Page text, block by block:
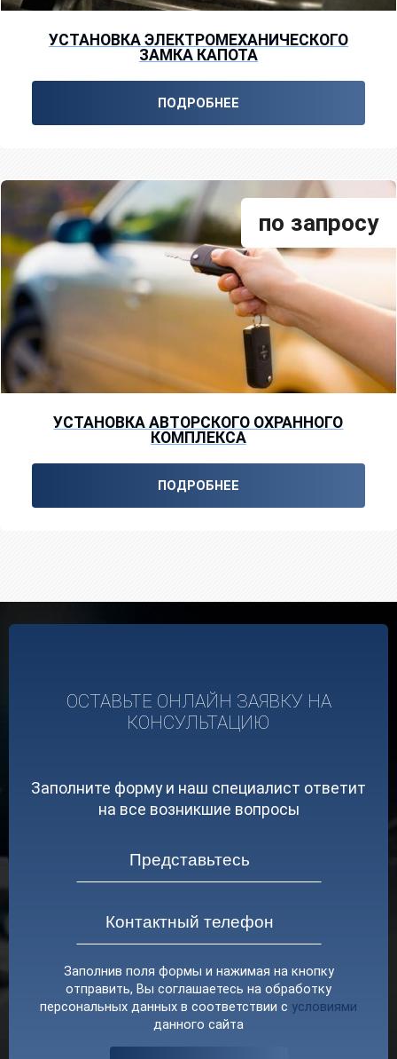
УСТАНОВКА ЭЛЕКТРОМЕХАНИЧЕСКОГО
ЗАМКА КАПОТА
ПОДРОБНЕЕ
УСТАНОВКА АВТОРСКОГО ОХРАННОГО
КОМПЛЕКСА
по запросу
ПОДРОБНЕЕ
ОСТАВЬТЕ ОНЛАЙН ЗАЯВКУ НА
КОНСУЛЬТАЦИЮ
Заполните форму и наш специалист ответит
на все возникшие вопросы
Заполнив поля формы и нажимая на кнопку
отправить, Вы соглашаетесь на обработку
персональных данных в соответствии с условиями
данного сайта